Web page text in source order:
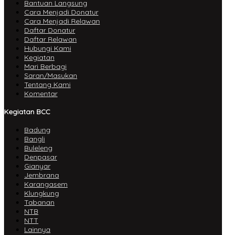
Bantuan Langsung
Cara Menjadi Donatur
Cara Menjadi Relawan
Daftar Donatur
Daftar Relawan
Hubungi Kami
Kegiatan
Mari Berbagi
Saran/Masukan
Tentang Kami
Komentar
Kegiatan BCC
Badung
Bangli
Buleleng
Denpasar
Gianyar
Jembrana
Karangasem
Klungkung
Tabanan
NTB
NTT
Lainnya